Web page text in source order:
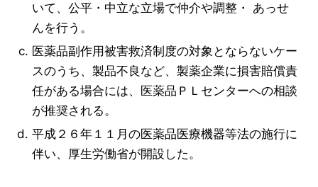
いて、公平・中立な立場で仲介や調整・ あっせ
んを行う。
医薬品副作用被害救済制度の対象とならないケー
スのうち、製品不良など、製薬企業に損害賠償責
任がある場合には、医薬品ＰＬセンターへの相談
が推奨される。
平成２６年１１月の医薬品医療機器等法の施行に
伴い、厚生労働省が開設した。